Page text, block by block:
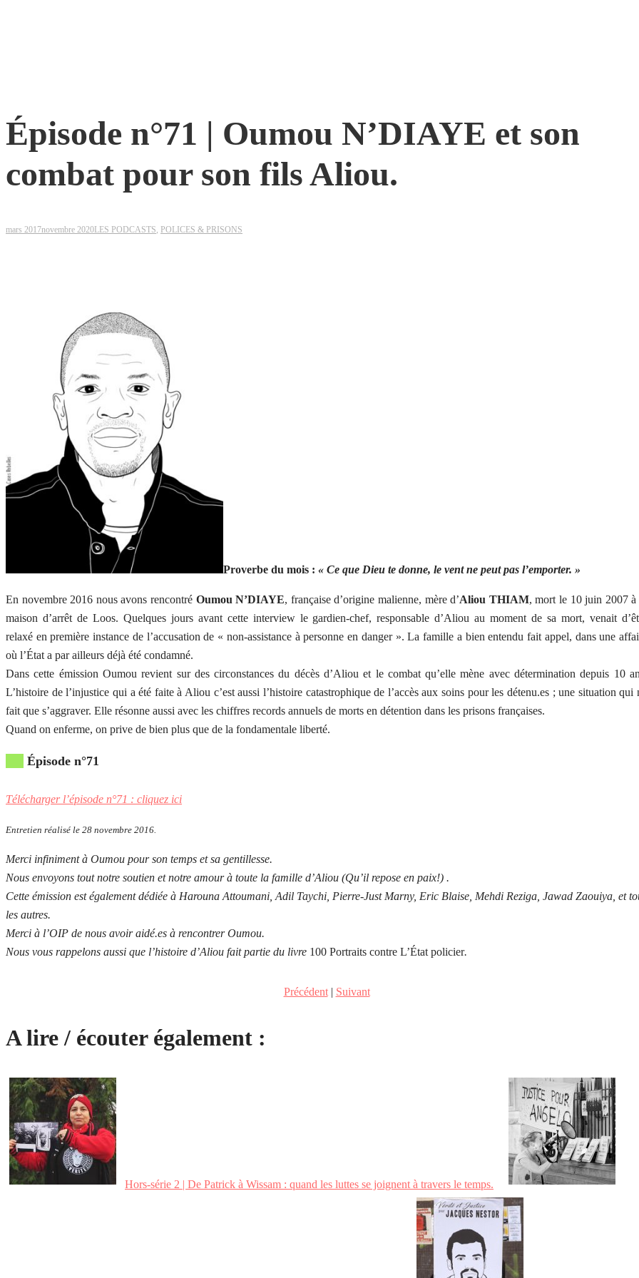
Épisode n°71 | Oumou N’DIAYE et son
combat pour son fils Aliou.
mars 2017novembre 2020LES PODCASTS POLICES & PRISONS
Proverbe du mois : « Ce que Dieu te donne, le vent ne peut pas l’emporter. »
En novembre 2016 nous avons rencontré Oumou N’DIAYE, française d’origine malienne, mère d’Aliou THIAM, mort le 10 juin 2007 à
maison d’arrêt de Loos. Quelques jours avant cette interview le gardien-chef, responsable d’Aliou au moment de sa mort, venait
relaxé en première instance de l’accusation de « non-assistance à personne en danger ». La famille a bien entendu fait appel, dans une
où l’État a par ailleurs déjà été condamné.
Dans cette émission Oumou revient sur des circonstances du décès d’Aliou et le combat qu’elle mène avec détermination depuis 10
L’histoire de l’injustice qui a été faite à Aliou c’est aussi l’histoire catastrophique de l’accès aux soins pour les détenu.es ; une situation qui
fait que s’aggraver. Elle résonne aussi avec les chiffres records annuels de morts en détention dans les prisons françaises.
Quand on enferme, on prive de bien plus que de la fondamentale liberté.
Épisode n°71
Télécharger l’épisode n°71 : cliquez ici
Entretien réalisé le 28 novembre 2016.
Merci infiniment à Oumou pour son temps et sa gentillesse.
Nous envoyons tout notre soutien et notre amour à toute la famille d’Aliou (Qu’il repose en paix!) .
Cette émission est également dédiée à Harouna Attoumani, Adil Taychi, Pierre-Just Marny, Eric Blaise, Mehdi Reziga, Jawad Zaouiya, et
les autres.
Merci à l’OIP de nous avoir aidé.es à rencontrer Oumou.
Nous vous rappelons aussi que l’histoire d’Aliou fait partie du livre 100 Portraits contre L’État policier.
Précédent| Suivant
A lire / écouter également :
Hors-série 2 | De Patrick à Wissam : quand les luttes se joignent à travers le temps.